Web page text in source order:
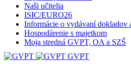
Naši učitelia
ISIC/EURO26
Informácie o vydávaní dokladov
Hospodárenie s majetkom
Moja stredná GVPT, OA a SZŠ
GVPT